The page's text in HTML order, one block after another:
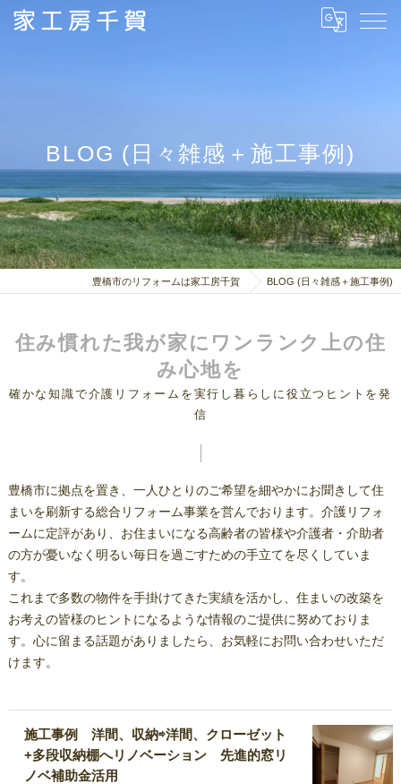
BLOG (日々雑感＋施工事例)
豊橋市のリフォームは家工房千賀 BLOG (日々雑感＋施工事例)
住み慣れた我が家にワンランク上の住
み心地を
確かな知識で介護リフォームを実行し暮らしに役立つヒントを発
信
豊橋市に拠点を置き、一人ひとりのご希望を細やかにお聞きして住
まいを刷新する総合リフォーム事業を営んでおります。介護リフォ
ームに定評があり、お住まいになる高齢者の皆様や介護者・介助者
の方が憂いなく明るい毎日を過ごすための手立てを尽くしていま
す。
これまで多数の物件を手掛けてきた実績を活かし、住まいの改築を
お考えの皆様のヒントになるような情報のご提供に努めておりま
す。心に留まる話題がありましたら、お気軽にお問い合わせいただ
けます。
施工事例 洋間、収納⇨洋間、クローゼット
+多段収納棚へリノベーション 先進的窓リ
ノベ補助金活用